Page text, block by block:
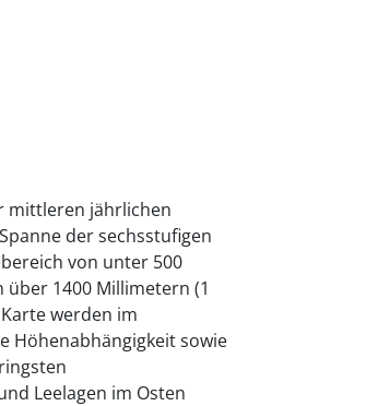
mittleren jährlichen
der sechsstufigen
von unter 500
1400 Millimetern (1
werden im
Höhenabhängigkeit sowie
Leelagen im Osten